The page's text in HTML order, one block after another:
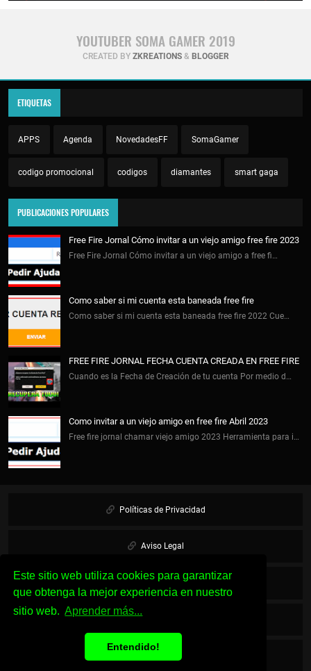
Este sitio web utiliza cookies para garantizar
que obtenga la mejor experiencia en nuestro
sitio web. Aprender más...
Entendido!
YOUTUBER SOMA GAMER 2019
CREATED BY ZKREATIONS& BLOGGER
ETIQUETAS
APPS Agenda NovedadesFF SomaGamer
codigo promocional codigos diamantes smart gaga
PUBLICACIONES POPULARES
Free Fire Jornal Cómo invitar a un viejo amigo free fire 2023
Free Fire Jornal Cómo invitar a un viejo amigo a free fi…
Como saber si mi cuenta esta baneada free fire
Como saber si mi cuenta esta baneada free fire 2022 Cue…
FREE FIRE JORNAL FECHA CUENTA CREADA EN FREE FIRE
Cuando es la Fecha de Creación de tu cuenta Por medio d…
Como invitar a un viejo amigo en free fire Abril 2023
Free fire jornal chamar viejo amigo 2023 Herramienta para i…
Políticas de Privacidad
Aviso Legal
Cookies